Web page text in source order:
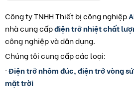
Công ty TNHH Thiết bị công nghiệp
nhà cung cấpđiện trở nhiệt chất
công nghiệp và dân dụng.
Chúng tôi cung cấp các loại:
·Điện trở nhôm đúc, điện trở vòng
mặt trời